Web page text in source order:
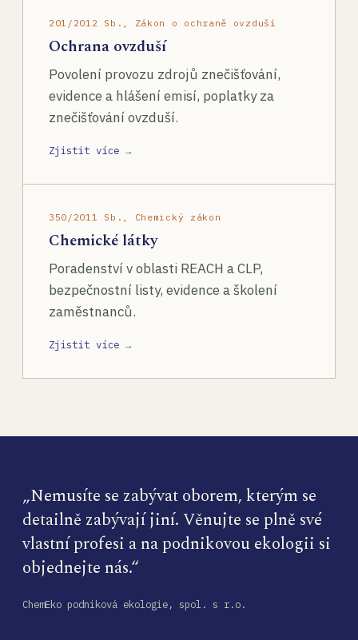
201/2012 Sb., Zákon o ochraně ovzduší
Ochrana ovzduší
Povolení provozu zdrojů znečišťování,
evidence a hlášení emisí, poplatky za
znečišťování ovzduší.
Zjistit více →
350/2011 Sb., Chemický zákon
Chemické látky
Poradenství v oblasti REACH a CLP,
bezpečnostní listy, evidence a školení
zaměstnanců.
Zjistit více →
„Nemusíte se zabývat oborem, kterým se
detailně zabývají jiní. Věnujte se plně své
vlastní profesi a na podnikovou ekologii si
objednejte nás.“
ChemEko podniková ekologie, spol. s r.o.